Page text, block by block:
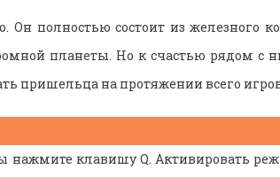
Он полностью состоит из железного
планеты. Но к счастью рядом с
пришельца на протяжении всего
нажмите клавишу Q. Активировать